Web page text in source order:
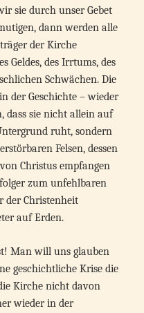
sie durch unser Gebet
dann werden alle
der Kirche
Geldes, des Irrtums, des
Schwächen. Die
der Geschichte – wieder
dass sie nicht allein auf
ruht, sondern
Felsen, dessen
Christus empfangen
zum unfehlbaren
der Christenheit
auf Erden.
Man will uns glauben
geschichtliche Krise die
Kirche nicht davon
wieder in der